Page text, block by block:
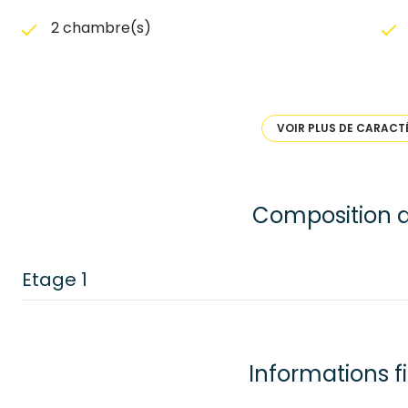
2 chambre(s)
Chauffage individuel : radiateur (fioul)
piscinable
VOIR PLUS DE
Composition
Etage 1
Informations